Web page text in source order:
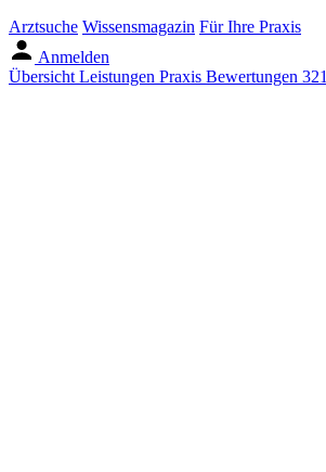
Arztsuche Wissensmagazin Für Ihre Praxis
Anmelden
Übersicht Leistungen Praxis Bewertungen 321